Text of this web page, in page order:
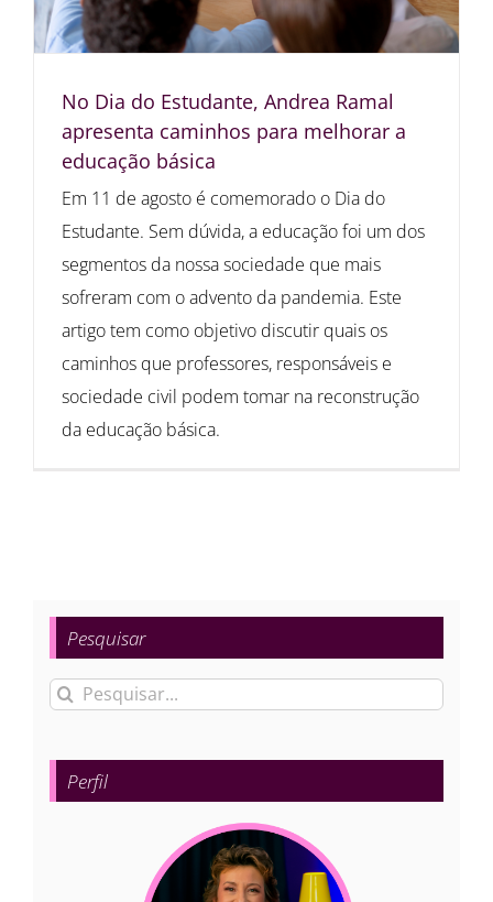
No Dia do Estudante, Andrea Ramal
apresenta caminhos para melhorar a
educação básica
Em 11 de agosto é comemorado o Dia do
Estudante. Sem dúvida, a educação foi um dos
segmentos da nossa sociedade que mais
sofreram com o advento da pandemia. Este
artigo tem como objetivo discutir quais os
caminhos que professores, responsáveis e
sociedade civil podem tomar na reconstrução
da educação básica.
Pesquisar
Buscar
para:
Perfil